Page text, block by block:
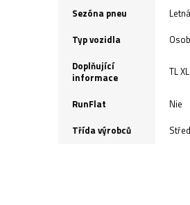
Sezóna pneu
Letná
Typ vozidla
Doplňující
informace
TL
RunFlat
Nie
Třída výrobců